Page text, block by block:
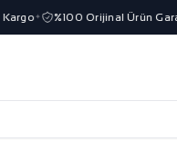
✦ %100 Orijinal Ürün